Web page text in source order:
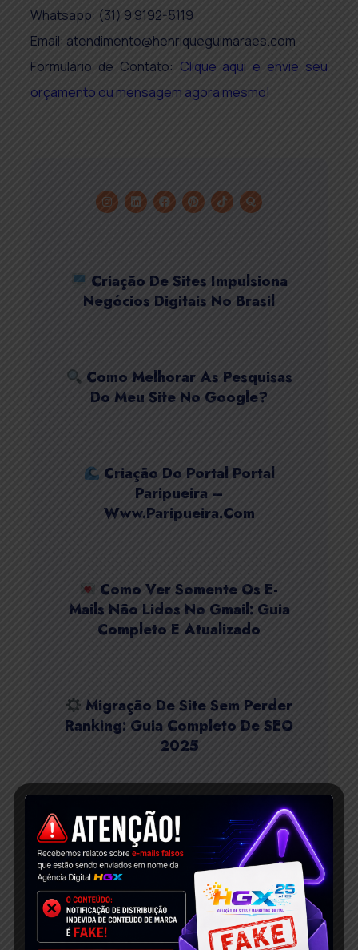
Whatsapp: (31) 9 9192-5119
Email: atendimento@henriqueguimaraes.com
Formulário de Contato: Clique aqui e envie seu
orçamento ou mensagem agora mesmo!
Criação De Sites Impulsiona
Negócios Digitais No Brasil
Como Melhorar As Pesquisas
Do Meu Site No Google?
Criação Do Portal Portal
Paripueira –
Www.paripueira.com
Como Ver Somente Os E-
Mails Não Lidos No Gmail: Guia
Completo E Atualizado
Migração De Site Sem Perder
Ranking: Guia Completo De SEO
2025
Desenvolvimento De Sites
Profissionais: Guia Completo
2025
Quiz Entre Espinafre E